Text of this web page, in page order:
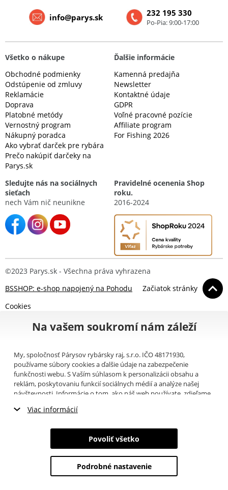
232 195 330
Po-Pia: 9:00-17:00
info@parys.sk
Všetko o nákupe
Obchodné podmienky
Odstúpenie od zmluvy
Reklamácie
Doprava
Platobné metódy
Vernostný program
Nákupný poradca
Ako vybrať darček pre rybára
Prečo nakúpiť darčeky na
Parys.sk
Ďalšie informácie
Kamenná predajňa
Newsletter
Kontaktné údaje
GDPR
Voľné pracovné pozície
Affiliate program
For Fishing 2026
Sledujte nás na sociálnych
sieťach
nech Vám nič neunikne
Pravidelné ocenenia Shop
roku.
2016-2024
©2023 Parys.sk - Všechna práva vyhrazena
BSSHOP: e-shop napojený na Pohodu
Začiatok stránky
Cookies
Na vašem soukromí nám záleží
My, spoločnosť Párysov rybársky raj, s.r.o. IČO 48171930,
používame súbory cookies a ďalšie údaje na zabezpečenie
funkčnosti webu. S Vaším súhlasom k personalizácii obsahu a
reklám, poskytovaniu funkcií sociálnych médií a analýze našej
návštevnosti. Informácie o tom, ako náš web používate, zdieľame
(napríklad Google).Tu
informáciami, ktoré ste im poskytli alebo ktoré získali v dôsledku
toho, že používate ich služby. Tieto údaje zahŕňajú cookies, dáta z
ďalších úložísk, IP adresu a ďalšie informácie spojené s prezeraním
Viac informácií
Nevyhnutné cookies
Marketingové cookies
Analytické cookies
Povoliť všetko
Podrobné nastavenie